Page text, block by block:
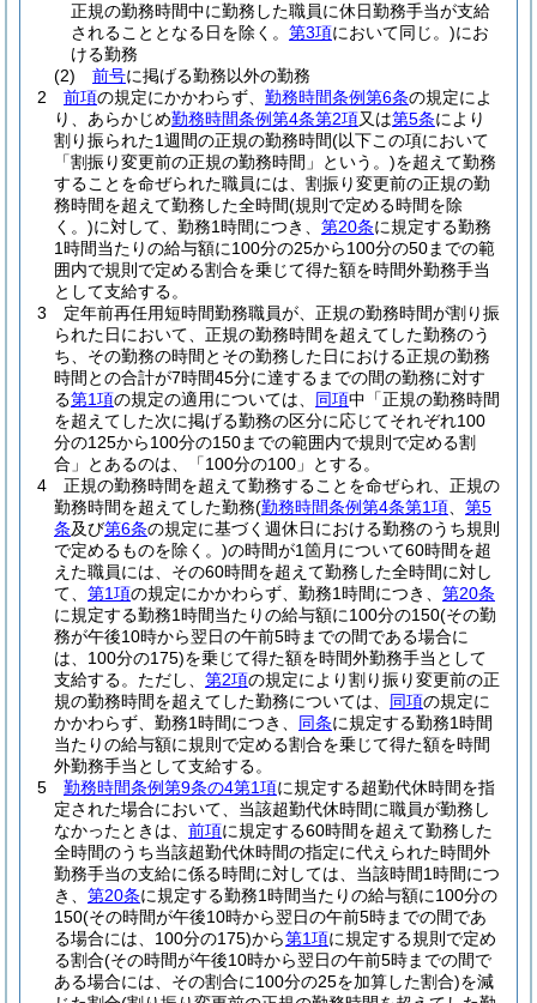
正規の勤務時間中に勤務した職員に休日勤務手当が支給
されることとなる日を除く。 第3項において同じ。)にお
ける勤務
(2)
前号に掲げる勤務以外の勤務
2
前項の規定にかかわらず、 勤務時間条例第6条の規定によ
り、あらかじめ勤務時間条例第4条第2項又は第5条により
割り振られた1週間の正規の勤務時間(以下この項において
「割振り変更前の正規の勤務時間」という。)を超えて勤務
することを命ぜられた職員には、割振り変更前の正規の勤
務時間を超えて勤務した全時間(規則で定める時間を除
く。)に対して、勤務1時間につき、 第20条に規定する勤務
1時間当たりの給与額に100分の25から100分の50までの範
囲内で規則で定める割合を乗じて得た額を時間外勤務手当
として支給する。
3
定年前再任用短時間勤務職員が、正規の勤務時間が割り振
られた日において、正規の勤務時間を超えてした勤務のう
ち、その勤務の時間とその勤務した日における正規の勤務
時間との合計が7時間45分に達するまでの間の勤務に対す
る第1項の規定の適用については、 同項中「正規の勤務時間
を超えてした次に掲げる勤務の区分に応じてそれぞれ100
分の125から100分の150までの範囲内で規則で定める割
合」とあるのは、「100分の100」とする。
4
正規の勤務時間を超えて勤務することを命ぜられ、正規の
勤務時間を超えてした勤務(勤務時間条例第4条第1項
第5
条及び第6条の規定に基づく週休日における勤務のうち規則
で定めるものを除く。)の時間が1箇月について60時間を超
えた職員には、その60時間を超えて勤務した全時間に対し
て、 第1項の規定にかかわらず、勤務1時間につき、 第20条
に規定する勤務1時間当たりの給与額に100分の150(その勤
務が午後10時から翌日の午前5時までの間である場合に
は、100分の175)を乗じて得た額を時間外勤務手当として
支給する。 ただし、 第2項の規定により割り振り変更前の正
規の勤務時間を超えてした勤務については、 同項の規定に
かかわらず、勤務1時間につき、 同条に規定する勤務1時間
当たりの給与額に規則で定める割合を乗じて得た額を時間
外勤務手当として支給する。
5
勤務時間条例第9条の4第1項に規定する超勤代休時間を指
定された場合において、当該超勤代休時間に職員が勤務し
なかったときは、 前項に規定する60時間を超えて勤務した
全時間のうち当該超勤代休時間の指定に代えられた時間外
勤務手当の支給に係る時間に対しては、当該時間1時間につ
き、 第20条に規定する勤務1時間当たりの給与額に100分の
150(その時間が午後10時から翌日の午前5時までの間であ
る場合には、100分の175)から第1項に規定する規則で定め
る割合(その時間が午後10時から翌日の午前5時までの間で
ある場合には、その割合に100分の25を加算した割合)を減